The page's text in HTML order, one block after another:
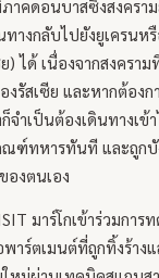
ภาคดอนบาสซึ่งสงครา
ทางกลับไปยังยูเครน
) ได้ เนื่องจากสงครา
งรัสเซีย และหากต้อง
จำเป็นต้องเดินทางเข้
ณฑ์ทหารทันที และถูก
องตนเอง
มาร์โกเข้าร่วมกา
าร์ตเมนต์ที่ถูกทิ้งร้างแ